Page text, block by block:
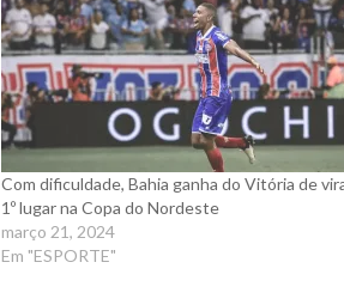
Com dificuldade, Bahia ganha do Vitória de
1º lugar na Copa do Nordeste
março 21, 2024
Em "ESPORTE"